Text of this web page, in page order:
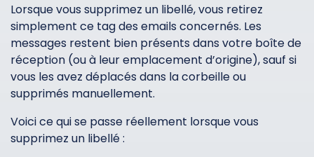
Lorsque vous supprimez un libellé, vous retirez
simplement ce tag des emails concernés. Les
messages restent bien présents dans votre boîte de
réception (ou à leur emplacement d’origine), sauf si
vous les avez déplacés dans la corbeille ou
supprimés manuellement.
Voici ce qui se passe réellement lorsque vous
supprimez un libellé :